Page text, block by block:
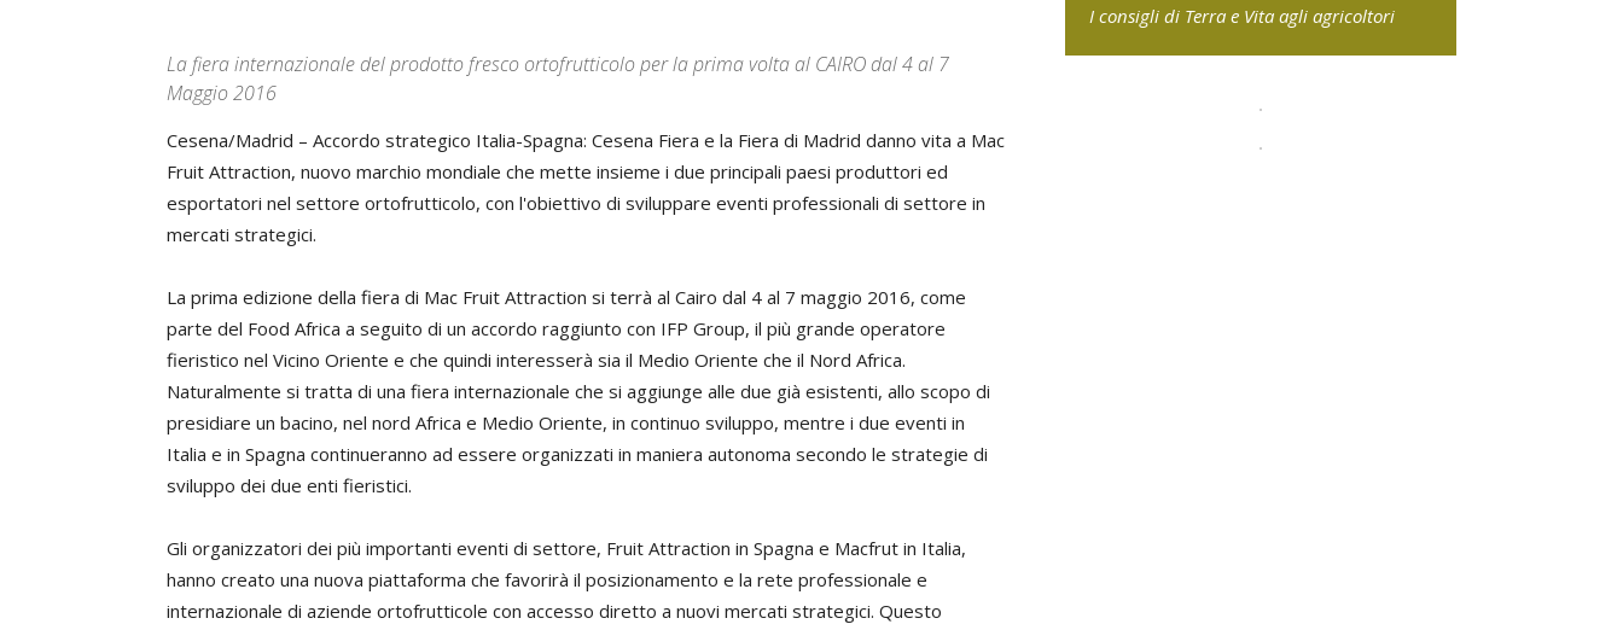
La fiera internazionale del prodotto fresco ortofrutticolo per la prima volta al CAIRO dal 4 al 7
Maggio 2016
Cesena/Madrid – Accordo strategico Italia-Spagna: Cesena Fiera e la Fiera di Madrid danno vita a Mac
Fruit Attraction, nuovo marchio mondiale che mette insieme i due principali paesi produttori ed
esportatori nel settore ortofrutticolo, con l'obiettivo di sviluppare eventi professionali di settore in
mercati strategici.
La prima edizione della fiera di Mac Fruit Attraction si terrà al Cairo dal 4 al 7 maggio 2016, come
parte del Food Africa a seguito di un accordo raggiunto con IFP Group, il più grande operatore
fieristico nel Vicino Oriente e che quindi interesserà sia il Medio Oriente che il Nord Africa.
Naturalmente si tratta di una fiera internazionale che si aggiunge alle due già esistenti, allo scopo di
presidiare un bacino, nel nord Africa e Medio Oriente, in continuo sviluppo, mentre i due eventi in
Italia e in Spagna continueranno ad essere organizzati in maniera autonoma secondo le strategie di
sviluppo dei due enti fieristici.
Gli organizzatori dei più importanti eventi di settore, Fruit Attraction in Spagna e Macfrut in Italia,
hanno creato una nuova piattaforma che favorirà il posizionamento e la rete professionale e
internazionale di aziende ortofrutticole con accesso diretto a nuovi mercati strategici. Questo
I consigli di Terra e Vita agli agricoltori